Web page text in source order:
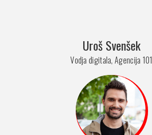
Uroš Svenšek
Vodja digitala, Agencija 101